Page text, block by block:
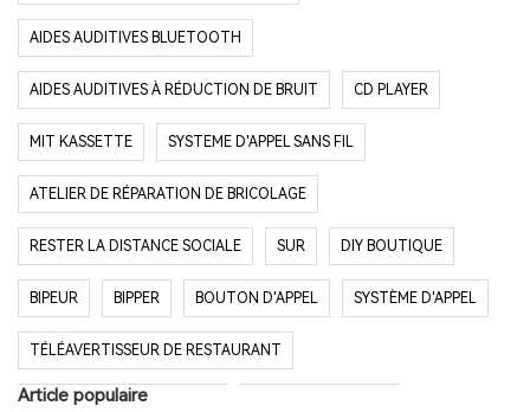
AIDES AUDITIVES BLUETOOTH
AIDES AUDITIVES À RÉDUCTION DE BRUIT CD PLAYER
MIT KASSETTE SYSTEME D'APPEL SANS FIL
ATELIER DE RÉPARATION DE BRICOLAGE
RESTER LA DISTANCE SOCIALE SUR DIY BOUTIQUE
BIPEUR BIPPER BOUTON D'APPEL SYSTÈME D'APPEL
TÉLÉAVERTISSEUR DE RESTAURANT
SYSTÈME D'APPEL SANS FIL
Article populaire